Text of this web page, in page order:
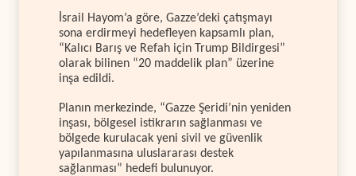
İsrail Hayom’a göre, Gazze’deki çatışmayı
sona erdirmeyi hedefleyen kapsamlı plan,
“Kalıcı Barış ve Refah için Trump Bildirgesi”
olarak bilinen “20 maddelik plan” üzerine
inşa edildi.
Planın merkezinde, “Gazze Şeridi’nin yeniden
inşası, bölgesel istikrarın sağlanması ve
bölgede kurulacak yeni sivil ve güvenlik
yapılanmasına uluslararası destek
sağlanması” hedefi bulunuyor.